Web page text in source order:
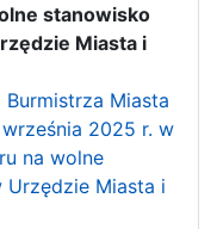
stanowisko
Miasta i
Miasta
2025 r. w
na wolne
Miasta i